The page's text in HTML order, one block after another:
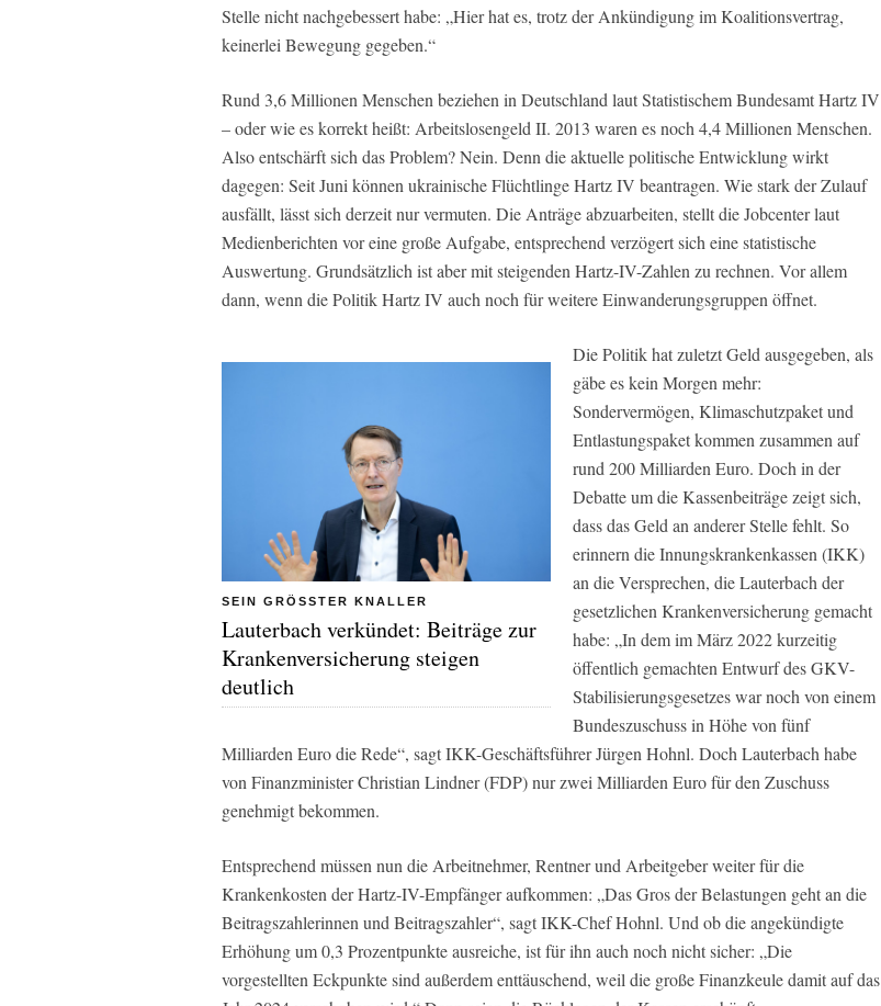
Stelle nicht nachgebessert habe: „Hier hat es, trotz der Ankündigung im Koalitionsvertrag,
keinerlei Bewegung gegeben.“
Rund 3,6 Millionen Menschen beziehen in Deutschland laut Statistischem Bundesamt Hartz IV
– oder wie es korrekt heißt: Arbeitslosengeld II. 2013 waren es noch 4,4 Millionen Menschen.
Also entschärft sich das Problem? Nein. Denn die aktuelle politische Entwicklung wirkt
dagegen: Seit Juni können ukrainische Flüchtlinge Hartz IV beantragen. Wie stark der Zulauf
ausfällt, lässt sich derzeit nur vermuten. Die Anträge abzuarbeiten, stellt die Jobcenter laut
Medienberichten vor eine große Aufgabe, entsprechend verzögert sich eine statistische
Auswertung. Grundsätzlich ist aber mit steigenden Hartz-IV-Zahlen zu rechnen. Vor allem
dann, wenn die Politik Hartz IV auch noch für weitere Einwanderungsgruppen öffnet.
SEIN GRÖSSTER KNALLER
Lauterbach verkündet: Beiträge zur
Krankenversicherung steigen
deutlich
Die Politik hat zuletzt Geld ausgegeben, als
gäbe es kein Morgen mehr:
Sondervermögen, Klimaschutzpaket und
Entlastungspaket kommen zusammen auf
rund 200 Milliarden Euro. Doch in der
Debatte um die Kassenbeiträge zeigt sich,
dass das Geld an anderer Stelle fehlt. So
erinnern die Innungskrankenkassen (IKK)
an die Versprechen, die Lauterbach der
gesetzlichen Krankenversicherung gemacht
habe: „In dem im März 2022 kurzeitig
öffentlich gemachten Entwurf des GKV-
Stabilisierungsgesetzes war noch von einem
Bundeszuschuss in Höhe von fünf
Milliarden Euro die Rede“, sagt IKK-Geschäftsführer Jürgen Hohnl. Doch Lauterbach habe
von Finanzminister Christian Lindner (FDP) nur zwei Milliarden Euro für den Zuschuss
genehmigt bekommen.
Entsprechend müssen nun die Arbeitnehmer, Rentner und Arbeitgeber weiter für die
Krankenkosten der Hartz-IV-Empfänger aufkommen: „Das Gros der Belastungen geht an die
Beitragszahlerinnen und Beitragszahler“, sagt IKK-Chef Hohnl. Und ob die angekündigte
Erhöhung um 0,3 Prozentpunkte ausreiche, ist für ihn auch noch nicht sicher: „Die
vorgestellten Eckpunkte sind außerdem enttäuschend, weil die große Finanzkeule damit auf das